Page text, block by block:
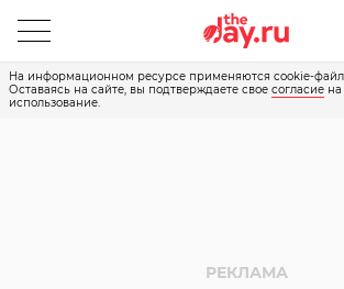
На информационном ресурсе применяются cookie-
Оставаясь на сайте, вы подтверждаете свое согласие на
использование.